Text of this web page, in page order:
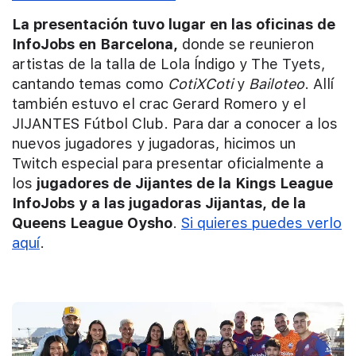
La presentación tuvo lugar en las oficinas de
InfoJobs en Barcelona, donde se reunieron
artistas de la talla de Lola Índigo y The Tyets,
cantando temas como CotiXCotiy Bailoteo. Allí
también estuvo el crac Gerard Romero y el
JIJANTES Fútbol Club. Para dar a conocer a los
nuevos jugadores y jugadoras, hicimos un
Twitch especial para presentar oficialmente a
los jugadores de Jijantes de la Kings League
InfoJobs y a las jugadoras Jijantas, de la
Queens League Oysho. Si quieres puedes verlo
aquí.